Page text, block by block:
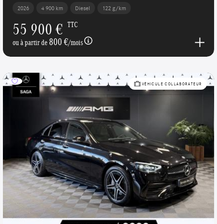
2026 4 900 km Diesel 122 g/km
55 900 € TTC
ou à partir de800 €/mois
VÉHICULE COLLABORATEUR